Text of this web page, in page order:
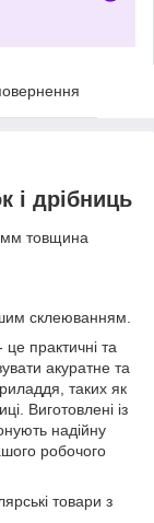
і дрібниць
товщина
склеюванням.
це практичні та
акуратне та
таких як
Виготовлені із
надійну
робочого
товари з